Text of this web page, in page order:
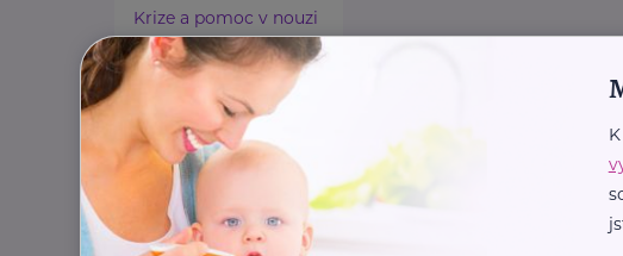
Krize a pomoc v nouzi
Paliativní péče
Rady a tipy
Harmonie duše a těla
Zaměstnávání osob ze
zdravotním
postižením